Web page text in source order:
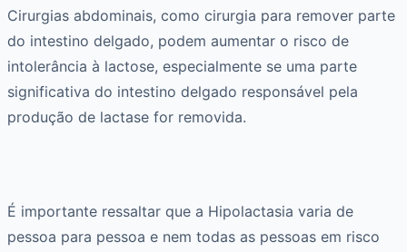
Cirurgias abdominais, como cirurgia para remover parte
do intestino delgado, podem aumentar o risco de
intolerância à lactose, especialmente se uma parte
significativa do intestino delgado responsável pela
produção de lactase for removida.
É importante ressaltar que a Hipolactasia varia de
pessoa para pessoa e nem todas as pessoas em risco